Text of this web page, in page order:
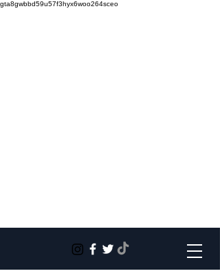
gta8gwbbd59u57f3hyx6woo264sceo